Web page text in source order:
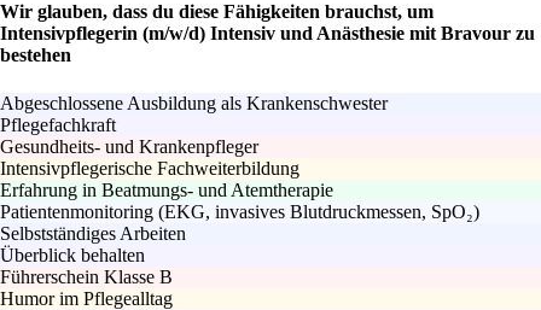
Wir glauben, dass du diese Fähigkeiten brauchst, um
Intensivpflegerin (m/w/d) Intensiv und Anästhesie mit Bravour zu
bestehen
Abgeschlossene Ausbildung als Krankenschwester
Pflegefachkraft
Gesundheits- und Krankenpfleger
Intensivpflegerische Fachweiterbildung
Erfahrung in Beatmungs- und Atemtherapie
Patientenmonitoring (EKG, invasives Blutdruckmessen, SpO₂)
Selbstständiges Arbeiten
Überblick behalten
Führerschein Klasse B
Humor im Pflegealltag